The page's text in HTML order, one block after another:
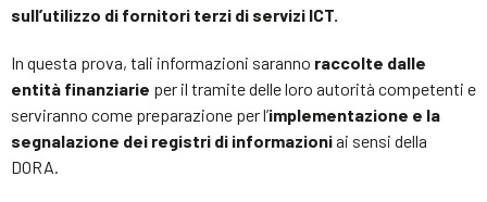
sull’utilizzo di fornitori terzi di servizi ICT.
In questa prova, tali informazioni saranno raccolte dalle
entità finanziarie per il tramite delle loro autorità competenti e
serviranno come preparazione per l’implementazione e la
segnalazione dei registri di informazioniai sensi della
DORA.